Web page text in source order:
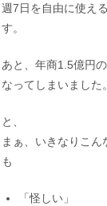
週7日を自由に使え
す。
あと、年商1.5億円
なってしまいました。
と、
まぁ、いきなりこん
も
「怪しい」